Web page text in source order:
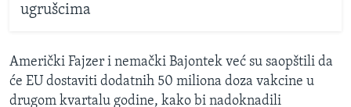
ugrušcima
Američki Fajzer i nemački Bajontek već su saopštili da
će EU dostaviti dodatnih 50 miliona doza vakcine u
drugom kvartalu godine, kako bi nadoknadili